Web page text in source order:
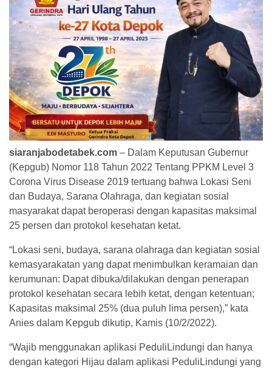
siaranjabodetabek.com – Dalam Keputusan Gubernur
(Kepgub) Nomor 118 Tahun 2022 Tentang PPKM Level 3
Corona Virus Disease 2019 tertuang bahwa Lokasi Seni
dan Budaya, Sarana Olahraga, dan kegiatan sosial
masyarakat dapat beroperasi dengan kapasitas maksimal
25 persen dan protokol kesehatan ketat.
“Lokasi seni, budaya, sarana olahraga dan kegiatan sosial
kemasyarakatan yang dapat menimbulkan keramaian dan
kerumunan: Dapat dibuka/dilakukan dengan penerapan
protokol kesehatan secara lebih ketat, dengan ketentuan;
Kapasitas maksimal 25% (dua puluh lima persen),” kata
Anies dalam Kepgub dikutip, Kamis (10/2/2022).
“Wajib menggunakan aplikasi PeduliLindungi dan hanya
dengan kategori Hijau dalam aplikasi PeduliLindungi yang